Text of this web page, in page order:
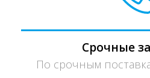
Срочные
По срочным